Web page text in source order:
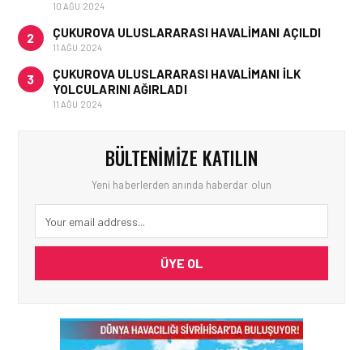
10 AĞU 2024
2 ÇUKUROVA ULUSLARARASI HAVALIMANI AÇILDI
11 AĞU 2024
3
ÇUKUROVA ULUSLARARASI HAVALIMANI İLK
YOLCULARINI AĞIRLADI
11 AĞU 2024
BÜLTENIMIZE KATILIN
Yeni haberlerden anında haberdar olun
ÜYE OL